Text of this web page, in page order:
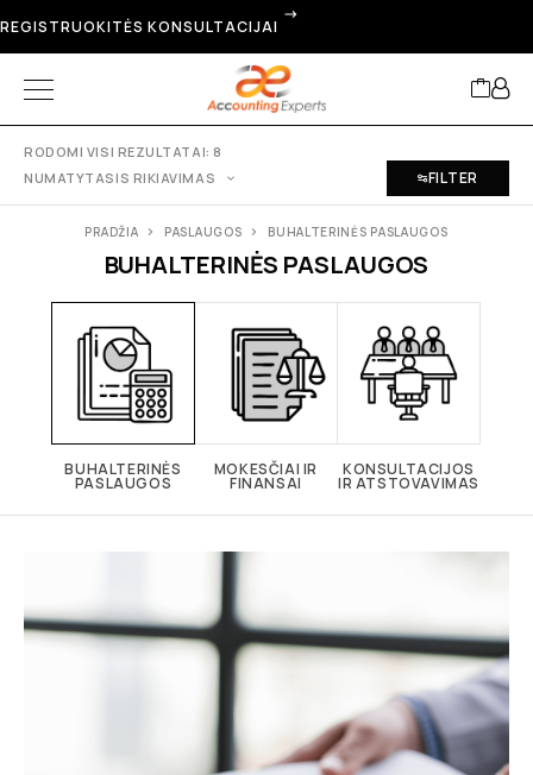
REGISTRUOKITĖS KONSULTACIJAI
RODOMI VISI REZULTATAI: 8
NUMATYTASIS RIKIAVIMAS
FILTER
BUHALTERINĖS PASLAUGOS
PRADŽIA PASLAUGOS BUHALTERINĖS PASLAUGOS
BUHALTERINĖS
PASLAUGOS
MOKESČIAI IR
FINANSAI
KONSULTACIJOS
IR ATSTOVAVIMAS